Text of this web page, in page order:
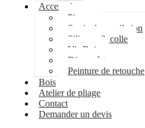
Accessoires
Pipeco
Sortie de ventilation
Silicone & colle
Vis Bois
Disque à tronçonner
Peinture de retouche
Bois
Atelier de pliage
Contact
Demander un devis